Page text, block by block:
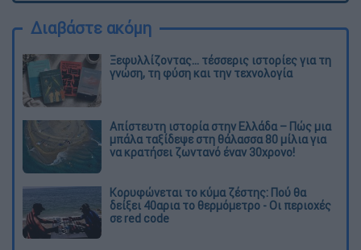
Διαβάστε ακόμη
Ξεφυλλίζοντας... τέσσερις ιστορίες για τη
γνώση, τη φύση και την τεχνολογία
Απίστευτη ιστορία στην Ελλάδα – Πώς μια
μπάλα ταξίδεψε στη θάλασσα 80 μίλια για
να κρατήσει ζωντανό έναν 30χρονο!
Κορυφώνεται το κύμα ζέστης: Πού θα
δείξει 40αρια το θερμόμετρο - Οι περιοχές
σε red code